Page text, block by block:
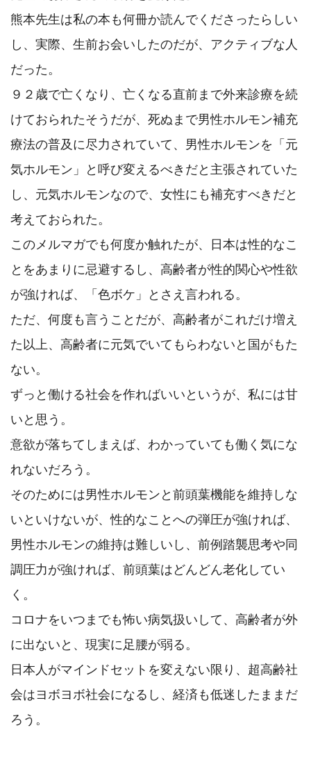
熊本先生は私の本も何冊か読んでくださったらしい
し、実際、生前お会いしたのだが、アクティブな人
だった。
９２歳で亡くなり、亡くなる直前まで外来診療を続
けておられたそうだが、死ぬまで男性ホルモン補充
療法の普及に尽力されていて、男性ホルモンを「元
気ホルモン」と呼び変えるべきだと主張されていた
し、元気ホルモンなので、女性にも補充すべきだと
考えておられた。
このメルマガでも何度か触れたが、日本は性的なこ
とをあまりに忌避するし、高齢者が性的関心や性欲
が強ければ、「色ボケ」とさえ言われる。
ただ、何度も言うことだが、高齢者がこれだけ増え
た以上、高齢者に元気でいてもらわないと国がもた
ない。
ずっと働ける社会を作ればいいというが、私には甘
いと思う。
意欲が落ちてしまえば、わかっていても働く気にな
れないだろう。
そのためには男性ホルモンと前頭葉機能を維持しな
いといけないが、性的なことへの弾圧が強ければ、
男性ホルモンの維持は難しいし、前例踏襲思考や同
調圧力が強ければ、前頭葉はどんどん老化してい
く。
コロナをいつまでも怖い病気扱いして、高齢者が外
に出ないと、現実に足腰が弱る。
日本人がマインドセットを変えない限り、超高齢社
会はヨボヨボ社会になるし、経済も低迷したままだ
ろう。